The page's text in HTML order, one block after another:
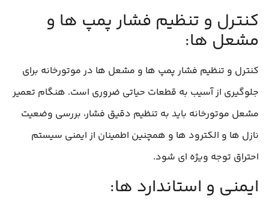
کنترل و تنظیم فشار پمپ‌ ها و
مشعل‌ ها:
کنترل و تنظیم فشار پمپ‌ ها و مشعل‌ ها در موتورخانه برای
جلوگیری از آسیب به قطعات حیاتی ضروری است. هنگام تعمیر
مشعل موتورخانه باید به تنظیم دقیق فشار، بررسی وضعیت
نازل‌ ها و الکترود ها و همچنین اطمینان از ایمنی سیستم
احتراق توجه ویژه‌ ای شود.
ایمنی و استاندارد ها: